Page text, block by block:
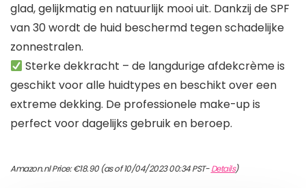
glad, gelijkmatig en natuurlijk mooi uit. Dankzij de SPF
van 30 wordt de huid beschermd tegen schadelijke
zonnestralen.
Sterke dekkracht – de langdurige afdekcrème is
geschikt voor alle huidtypes en beschikt over een
extreme dekking. De professionele make-up is
perfect voor dagelijks gebruik en beroep.
Amazon.nl Price:€18.90(as of 10/04/2023 00:34 PST-Details)